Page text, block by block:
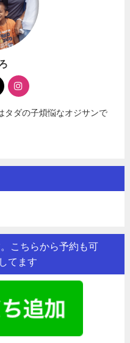
タダの子煩悩なオジサンで
こちらから予約も可
てます